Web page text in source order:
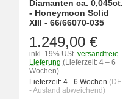
Diamanten ca. 0,045ct.
- Honeymoon Solid
XIII - 66/66070-035
1.249,00 €
inkl. 19% USt. versandfreie
Lieferung (Lieferzeit: 4 – 6
Wochen)
Lieferzeit: 4 - 6 Wochen (DE
- Ausland abweichend)